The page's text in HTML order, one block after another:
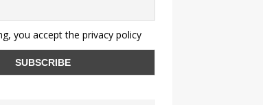
you accept the privacy policy